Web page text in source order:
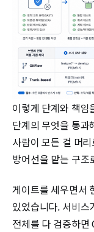
이렇게 단계와 책
단계의 무엇을 통
사람이 모든 걸 머
방어선을 맡는 구조
게이트를 세우면서
있었습니다. 서비스
전체를 다 검증하면